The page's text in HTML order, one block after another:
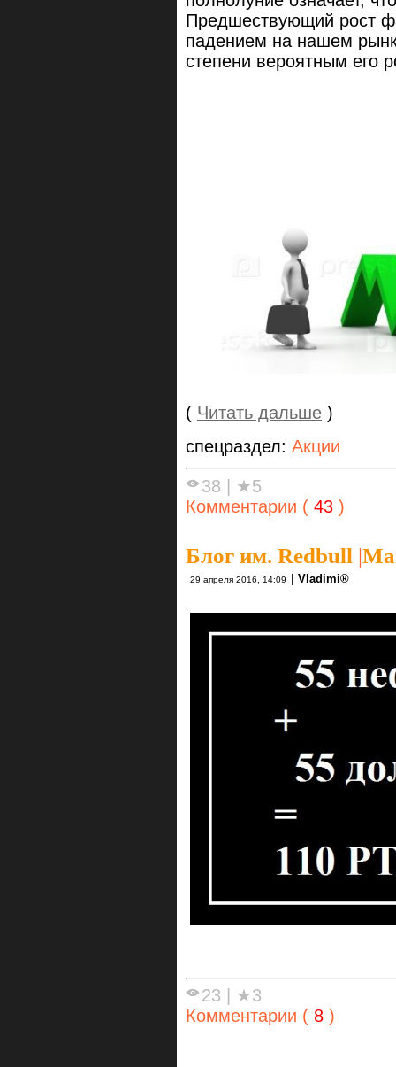
Предшествующий рост
падением на нашем
степени вероятным его
( Читать дальше )
спецраздел: Акции
38
★5
Комментарии ( 43 )
Блог им. Redbull |
29 апреля 2016, 14:09 Vlаdimi®
23
★3
Комментарии ( 8 )